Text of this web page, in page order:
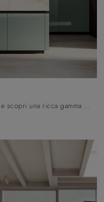
Cucine Moderne con isola: clicca e scopri una ricca gamma di soluzioni del brand Arredo3, tra cui il modello Time 02.